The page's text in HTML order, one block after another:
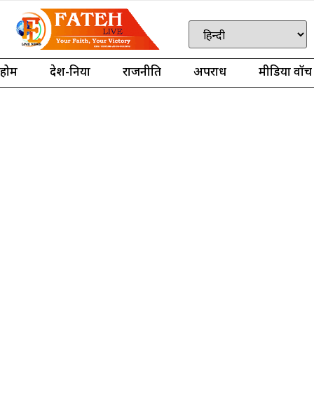
होम देश-दुनिया राजनीति अपराध मीडिया वॉच